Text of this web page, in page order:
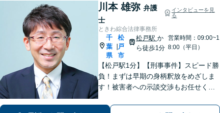
川本 雄弥 弁護
士
インタビューを見
る
ときわ綜合法律事務所
千
葉
県
松
戸
市
松戸駅 か
ら徒歩1分
営業時間：09:00~1
8:00（平日）
【松戸駅1分】【刑事事件】スピード勝
負！まずは早期の身柄釈放をめざしま
す！被害者への示談交渉もお任せくだ
も」で悩んでいませんか？証拠の集め